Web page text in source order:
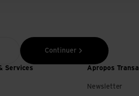
Continuer
Services Apropos Transa
Newsletter